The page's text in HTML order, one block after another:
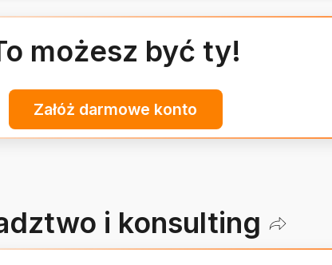
możesz być ty!
Załóż darmowe konto
i konsulting